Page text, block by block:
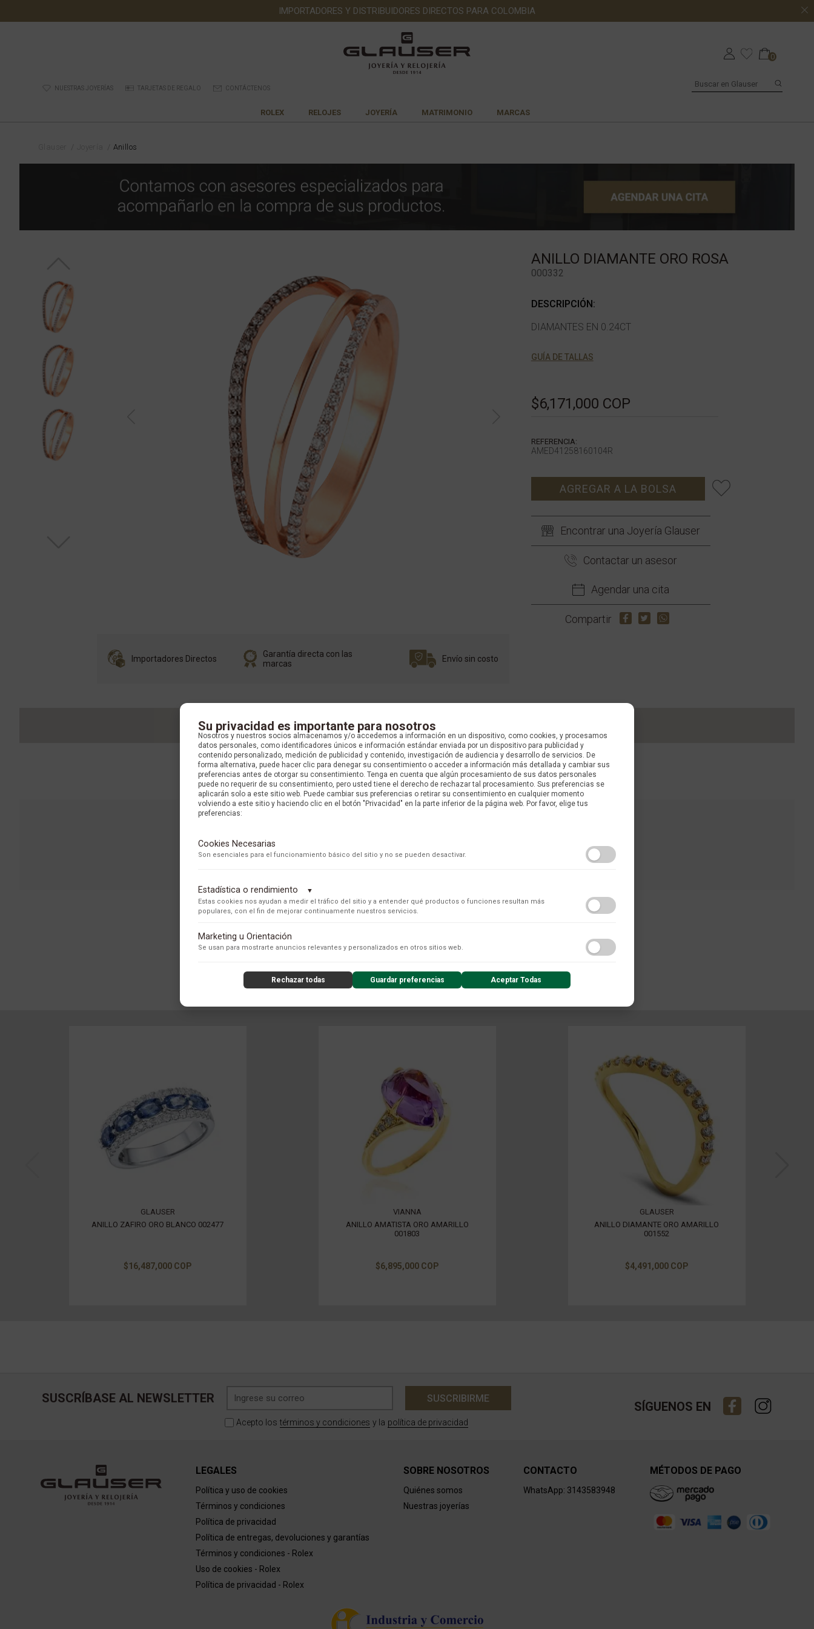
IMPORTADORES Y DISTRIBUIDORES DIRECTOS PARA COLOMBIA
0
NUESTRAS JOYERÍAS TARJETAS DE REGALO CONTÁCTENOS
ROLEX RELOJES JOYERÍA MATRIMONIO MARCAS
Anillos
ANILLO DIAMANTE ORO ROSA
000332
DESCRIPCIÓN:
DIAMANTES EN 0.24CT
GUÍA DE TALLAS
$6,171,000 COP
REFERENCIA:
AMED41258160104R
AGREGAR A LA BOLSA
Encontrar una Joyería Glauser
Contactar un asesor
Agendar una cita
Compartir
Importadores Directos
Garantía directa con las
marcas
Envío sin costo
COLECCIÓN
GLAUSER
ANILLO ZAFIRO ORO BLANCO 002477
$16,487,000 COP
VIANNA
ANILLO AMATISTA ORO AMARILLO
001803
$6,895,000 COP
GLAUSER
ANILLO DIAMANTE ORO AMARILLO
001552
$4,491,000 COP
SUSCRÍBASE AL NEWSLETTER SUSCRIBIRME
Acepto los términos y condiciones y la política de privacidad
SÍGUENOS EN
LEGALES
Política y uso de cookies
Términos y condiciones
Política de privacidad
Política de entregas, devoluciones y garantías
Términos y condiciones - Rolex
Uso de cookies - Rolex
Política de privacidad - Rolex
SOBRE NOSOTROS
Quiénes somos
Nuestras joyerías
CONTACTO
WhatsApp: 3143583948
MÉTODOS DE PAGO
Su privacidad es importante para nosotros
Nosotros y nuestros socios almacenamos y/o accedemos a información en un dispositivo, como cookies, y procesamos
datos personales, como identificadores únicos e información estándar enviada por un dispositivo para publicidad y
contenido personalizado, medición de publicidad y contenido, investigación de audiencia y desarrollo de servicios. De
forma alternativa, puede hacer clic para denegar su consentimiento o acceder a información más detallada y cambiar sus
preferencias antes de otorgar su consentimiento. Tenga en cuenta que algún procesamiento de sus datos personales
puede no requerir de su consentimiento, pero usted tiene el derecho de rechazar tal procesamiento. Sus preferencias se
aplicarán solo a este sitio web. Puede cambiar sus preferencias o retirar su consentimiento en cualquier momento
volviendo a este sitio y haciendo clic en el botón "Privacidad" en la parte inferior de la página web. Por favor, elige tus
preferencias:
Cookies Necesarias
Son esenciales para el funcionamiento básico del sitio y no se pueden desactivar.
Estadística o rendimiento ▼
Estas cookies nos ayudan a medir el tráfico del sitio y a entender qué productos o funciones resultan más
populares, con el fin de mejorar continuamente nuestros servicios.
Adobe Analytics
Utilizamos Adobe Analytics para recopilar datos de uso anónimos, lo que nos permite analizar el rendimiento de nuestro contenido y las interacciones de
los usuarios.
ContentSquare
con exclusión de datos sensibles) y análisis de formularios.
Marketing u Orientación
Se usan para mostrarte anuncios relevantes y personalizados en otros sitios web.
Rechazar todas Guardar preferencias Aceptar Todas